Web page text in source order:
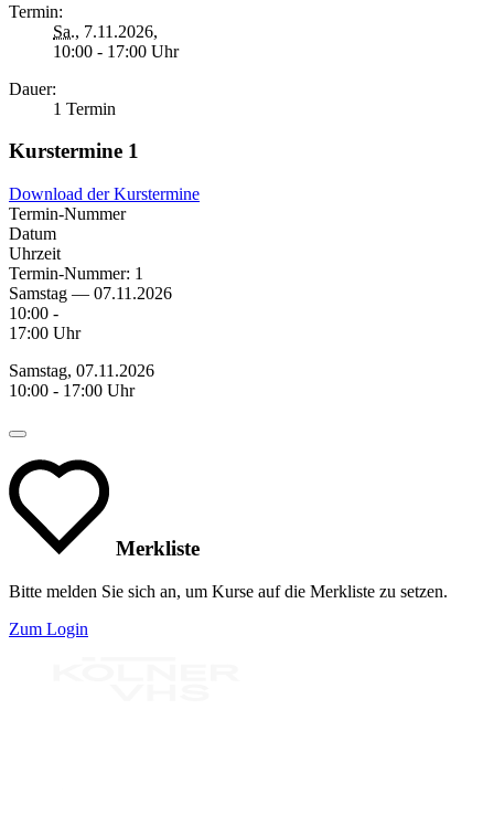
Termin:
Sa., 7.11.2026,
10:00 - 17:00 Uhr
Dauer:
1 Termin
Kurstermine 1
Download der Kurstermine
Termin-Nummer
Datum
Uhrzeit
Termin-Nummer: 1
Samstag — 07.11.2026
10:00 -
17:00 Uhr
Samstag, 07.11.2026
10:00 - 17:00 Uhr
Merkliste
Bitte melden Sie sich an, um Kurse auf die Merkliste zu setzen.
Zum Login